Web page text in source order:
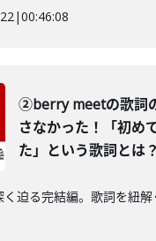
|00:46:08
②berry meetの歌詞
さなかった！「初め
た」という歌詞とは？
迫る完結編。歌詞を紐解